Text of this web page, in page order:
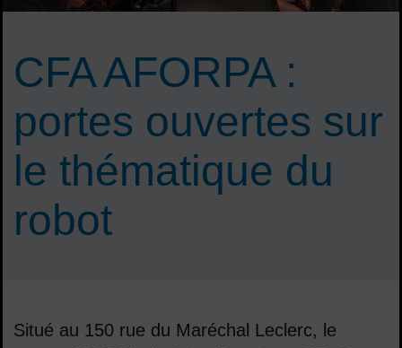
CFA AFORPA :
portes ouvertes sur
le thématique du
robot
Situé au 150 rue du Maréchal Leclerc, le